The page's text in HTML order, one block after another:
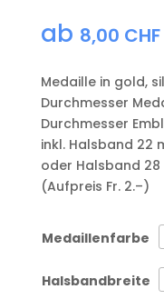
ab 8,00 CHF
Medaille in gold,
​Durchmesser
Durchmesser
​inkl. Halsband 22
oder Halsband
(Aufpreis Fr. 2.–)
Medaillenfarbe
Halsbandbreite